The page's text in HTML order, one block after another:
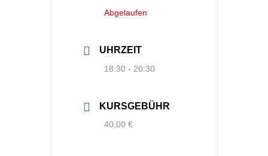
Abgelaufen
UHRZEIT
18:30 - 20:30
KURSGEBÜHR
40,00 €